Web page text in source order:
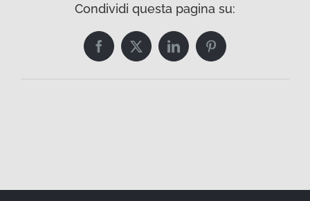
Condividi questa pagina su:
FacebookTwitterLinkedInPinterest